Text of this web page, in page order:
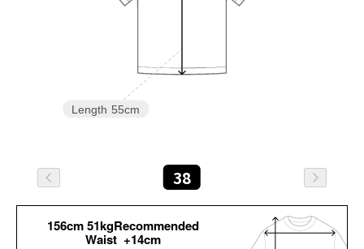
Length 55cm
38
156cm 51kgRecommended
Waist +14cm